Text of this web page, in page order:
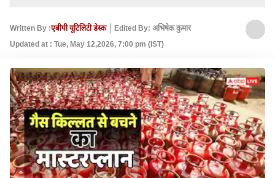
Written By :एबीपी यूटिलिटी डेस्क
Edited By: अभिषेक कुमार
Updated at : Tue, May 12,2026, 7:00 pm (IST)